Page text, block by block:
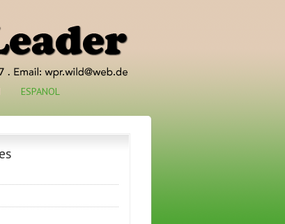
ESPANOL